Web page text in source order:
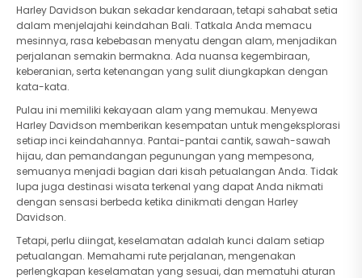
Harley Davidson bukan sekadar kendaraan, tetapi sahabat setia
dalam menjelajahi keindahan Bali. Tatkala Anda memacu
mesinnya, rasa kebebasan menyatu dengan alam, menjadikan
perjalanan semakin bermakna. Ada nuansa kegembiraan,
keberanian, serta ketenangan yang sulit diungkapkan dengan
kata-kata.
Pulau ini memiliki kekayaan alam yang memukau. Menyewa
Harley Davidson memberikan kesempatan untuk mengeksplorasi
setiap inci keindahannya. Pantai-pantai cantik, sawah-sawah
hijau, dan pemandangan pegunungan yang mempesona,
semuanya menjadi bagian dari kisah petualangan Anda. Tidak
lupa juga destinasi wisata terkenal yang dapat Anda nikmati
dengan sensasi berbeda ketika dinikmati dengan Harley
Davidson.
Tetapi, perlu diingat, keselamatan adalah kunci dalam setiap
petualangan. Memahami rute perjalanan, mengenakan
perlengkapan keselamatan yang sesuai, dan mematuhi aturan